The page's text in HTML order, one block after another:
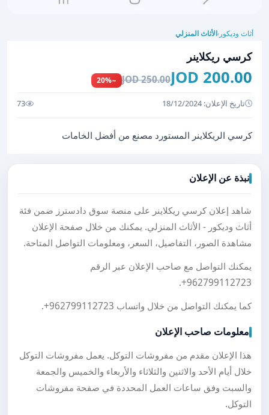
أثاث وديكور ›الأثاث المنزلي
كرسي ريكلاينر
200.00 JOD
250.00 JOD
−20%
تاريخ الإعلان: 18/12/2024 73
كرسي الريكلاينر المستورد مصنع من أفضل الخامات
نبذة عن الإعلان
شاهد إعلان كرسي ريكلاينر على منصة سوق دادسترز ضمن فئة
أثاث وديكور - الأثاث المنزلي. يمكنك من خلال صفحة الإعلان
مشاهدة الصور، التفاصيل، السعر، ومعلومات التواصل المتاحة.
يمكنك التواصل مع صاحب الإعلان عبر الرقم
+962799112723
.
كما يمكنك التواصل من خلال واتساب +962799112723
.
معلومات صاحب الإعلان
هذا الإعلان مقدم من مفروشات التوكل. يعمل مفروشات التوكل
خلال أيام الأحد والاثنين والثلاثاء والأربعاء والخميس والجمعة
والسبت وفق ساعات العمل المحددة في صفحة مفروشات
التوكل.